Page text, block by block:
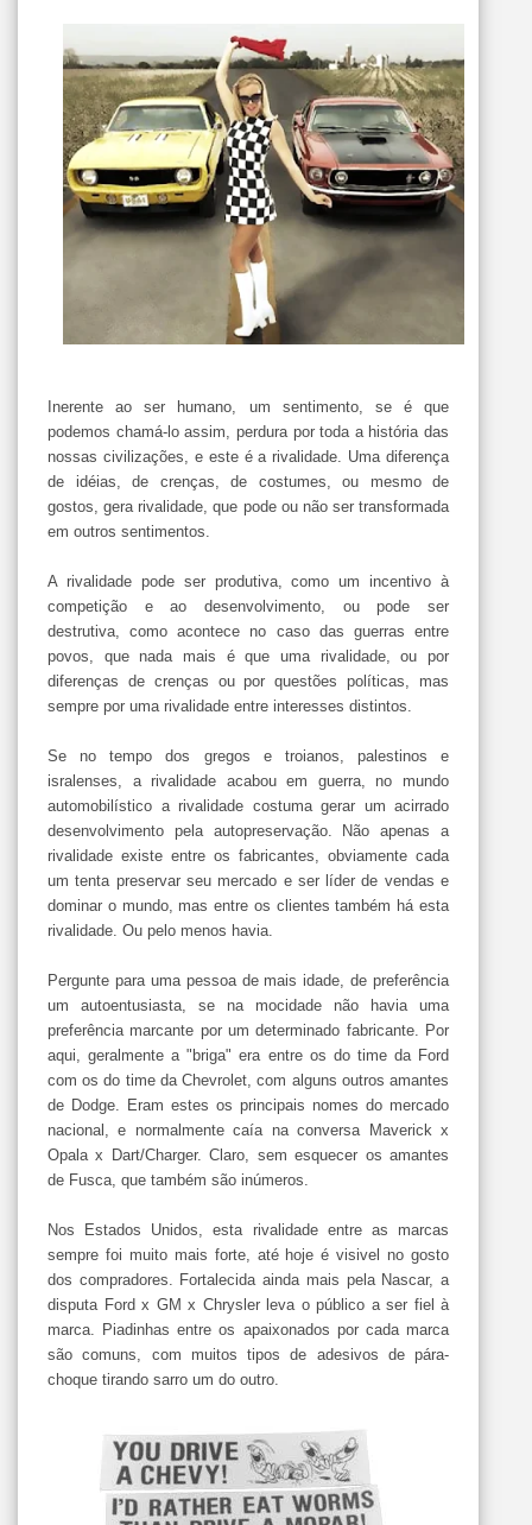
Inerente ao ser humano, um sentimento, se é que
podemos chamá-lo assim, perdura por toda a história das
nossas civilizações, e este é a rivalidade. Uma diferença
de idéias, de crenças, de costumes, ou mesmo de
gostos, gera rivalidade, que pode ou não ser transformada
em outros sentimentos.
A rivalidade pode ser produtiva, como um incentivo à
competição e ao desenvolvimento, ou pode ser
destrutiva, como acontece no caso das guerras entre
povos, que nada mais é que uma rivalidade, ou por
diferenças de crenças ou por questões políticas, mas
sempre por uma rivalidade entre interesses distintos.
Se no tempo dos gregos e troianos, palestinos e
isralenses, a rivalidade acabou em guerra, no mundo
automobilístico a rivalidade costuma gerar um acirrado
desenvolvimento pela autopreservação. Não apenas a
rivalidade existe entre os fabricantes, obviamente cada
um tenta preservar seu mercado e ser líder de vendas e
dominar o mundo, mas entre os clientes também há esta
rivalidade. Ou pelo menos havia.
Pergunte para uma pessoa de mais idade, de preferência
um autoentusiasta, se na mocidade não havia uma
preferência marcante por um determinado fabricante. Por
aqui, geralmente a "briga" era entre os do time da Ford
com os do time da Chevrolet, com alguns outros amantes
de Dodge. Eram estes os principais nomes do mercado
nacional, e normalmente caía na conversa Maverick x
Opala x Dart/Charger. Claro, sem esquecer os amantes
de Fusca, que também são inúmeros.
Nos Estados Unidos, esta rivalidade entre as marcas
sempre foi muito mais forte, até hoje é visivel no gosto
dos compradores. Fortalecida ainda mais pela Nascar, a
disputa Ford x GM x Chrysler leva o público a ser fiel à
marca. Piadinhas entre os apaixonados por cada marca
são comuns, com muitos tipos de adesivos de pára-
choque tirando sarro um do outro.